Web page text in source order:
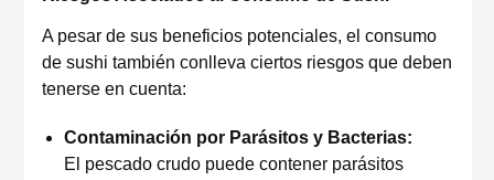
A pesar de sus beneficios potenciales, el consumo
de sushi también conlleva ciertos riesgos que deben
tenerse en cuenta:
Contaminación por Parásitos y Bacterias:
El pescado crudo puede contener parásitos